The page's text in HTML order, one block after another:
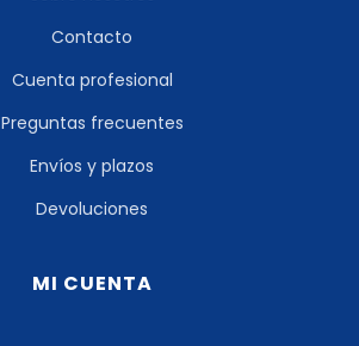
Contacto
Cuenta profesional
Preguntas frecuentes
Envíos y plazos
Devoluciones
MI CUENTA